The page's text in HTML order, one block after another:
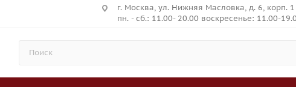
г. Москва, ул. Нижняя Масловка, д. 6, корп. 1
пн. - сб.: 11.00- 20.00 воскресенье: 11.00-